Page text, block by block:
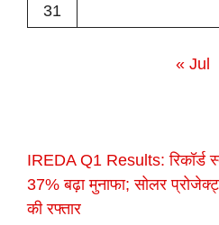
31
« Jul
IREDA Q1 Results: रिकॉर्ड
37% बढ़ा मुनाफा; सोलर
की रफ्तार